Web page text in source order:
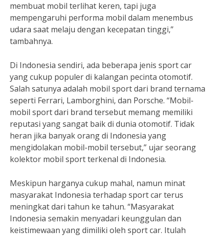
membuat mobil terlihat keren, tapi juga
mempengaruhi performa mobil dalam menembus
udara saat melaju dengan kecepatan tinggi,”
tambahnya.
Di Indonesia sendiri, ada beberapa jenis sport car
yang cukup populer di kalangan pecinta otomotif.
Salah satunya adalah mobil sport dari brand ternama
seperti Ferrari, Lamborghini, dan Porsche. “Mobil-
mobil sport dari brand tersebut memang memiliki
reputasi yang sangat baik di dunia otomotif. Tidak
heran jika banyak orang di Indonesia yang
mengidolakan mobil-mobil tersebut,” ujar seorang
kolektor mobil sport terkenal di Indonesia.
Meskipun harganya cukup mahal, namun minat
masyarakat Indonesia terhadap sport car terus
meningkat dari tahun ke tahun. “Masyarakat
Indonesia semakin menyadari keunggulan dan
keistimewaan yang dimiliki oleh sport car. Itulah